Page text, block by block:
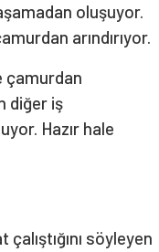
oluşuyor.
arındırıyor.
çamurdan
diğer iş
Hazır hale
söyleyen